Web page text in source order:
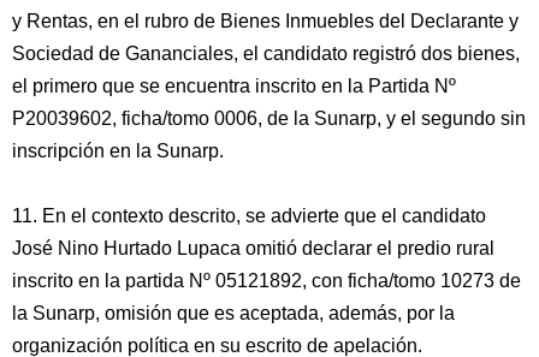
y Rentas, en el rubro de Bienes Inmuebles del Declarante y
Sociedad de Gananciales, el candidato registró dos bienes,
el primero que se encuentra inscrito en la Partida Nº
P20039602, ficha/tomo 0006, de la Sunarp, y el segundo sin
inscripción en la Sunarp.
11. En el contexto descrito, se advierte que el candidato
José Nino Hurtado Lupaca omitió declarar el predio rural
inscrito en la partida Nº 05121892, con ficha/tomo 10273 de
la Sunarp, omisión que es aceptada, además, por la
organización política en su escrito de apelación.